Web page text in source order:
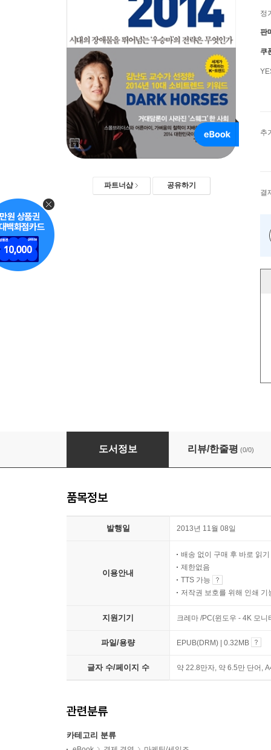
파트너샵 공유하기
정
판
쿠
추
결
트렌드 코리아 2014
도서정보 리뷰/한줄평 (0/0)
품목정보
발행일 2013년 11월 08일
이용안내
배송 없이 구매 후 바로 읽기
제한없음
TTS 가능
저작권 보호를 위해 인쇄 기
지원기기 크레마 /PC(윈도우 - 4K 모
파일/용량 EPUB(DRM) | 0.32MB
글자 수/페이지 수 약 22.8만자, 약 6.5만 단어,
관련분류
카테고리 분류